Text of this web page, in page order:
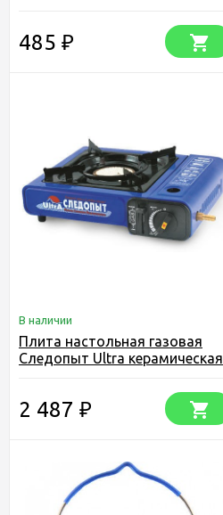
485 ₽
В наличии
Плита настольная газовая
Следопыт Ultra керамическая
2 487 ₽